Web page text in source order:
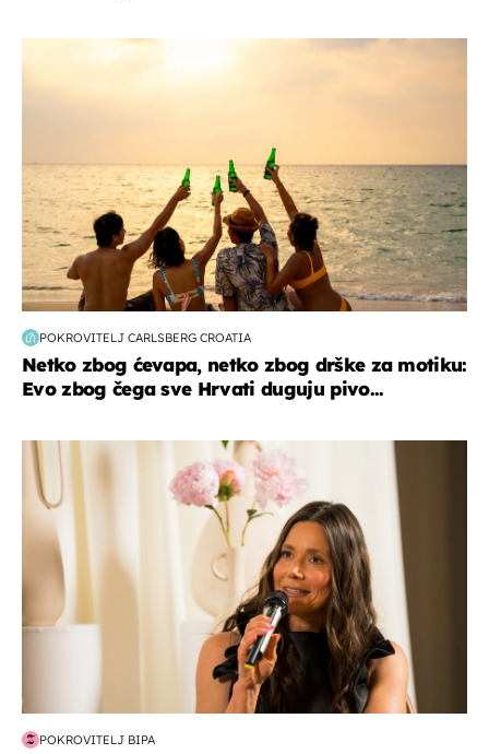
POKROVITELJ CARLSBERG CROATIA
Netko zbog ćevapa, netko zbog drške za motiku:
Evo zbog čega sve Hrvati duguju pivo...
moda & ljepota
POKROVITELJ BIPA